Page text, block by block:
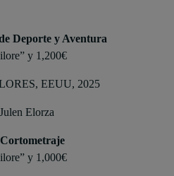
Deporte y Aventura
y 1,200€
EEUU, 2025
Elorza
y 1,000€